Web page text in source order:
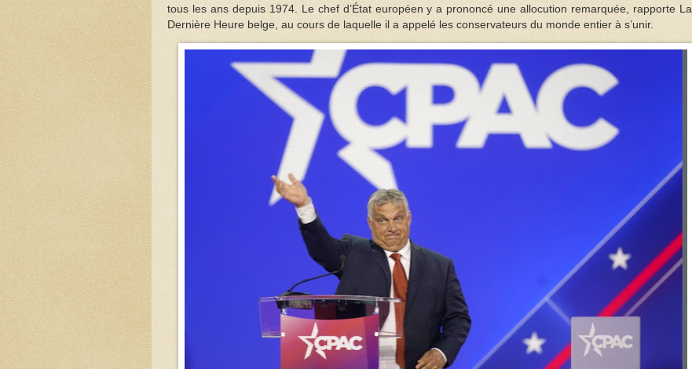
tous les ans depuis 1974. Le chef d’État européen y a prononcé une allocution remarquée, rapporte La
Dernière Heure belge, au cours de laquelle il a appelé les conservateurs du monde entier à s’unir.